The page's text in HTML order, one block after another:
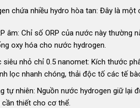
chứa nhiều hydro hòa tan: Đây là
âm: Chỉ số ORP của nước này thường
oxy hóa cho nước hydrogen.
siêu nhỏ chỉ 0.5 nanomet: Kích thước
lọc nhanh chóng, thải độc tố các tế
tự nhiên: Nguồn nước hydrogen giữ lại
thiết cho cơ thể.